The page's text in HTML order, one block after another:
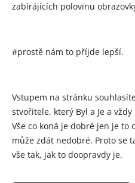
Za gramatické chyby se
hlavní význam
zabírájících polovinu
#prostě nám to příjde lepší.
Vstupem na stránku
stvořitele, který Byl a Je a
Vše co koná je dobré jen je to
může zdát nedobré. Proto se
vše tak, jak to doopravdy je.